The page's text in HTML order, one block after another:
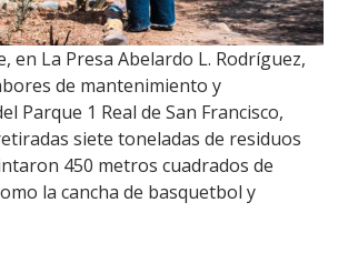
en La Presa Abelardo L. Rodríguez,
de mantenimiento y
Parque 1 Real de San Francisco,
siete toneladas de residuos
450 metros cuadrados de
la cancha de basquetbol y